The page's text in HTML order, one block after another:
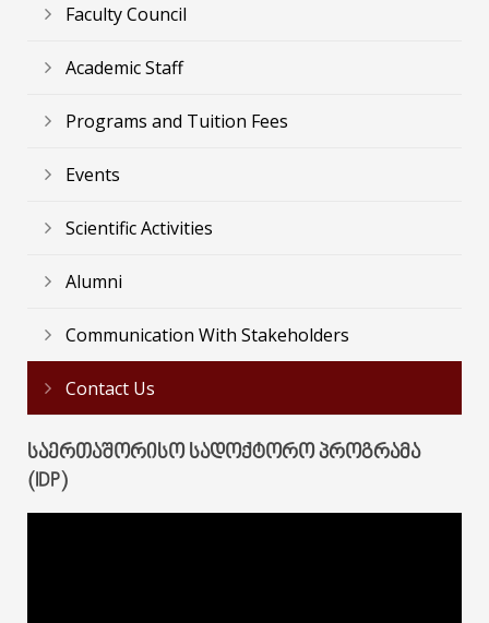
Faculty Council
Academic Staff
Programs and Tuition Fees
Events
Scientific Activities
Alumni
Communication With Stakeholders
Contact Us
ᲡᲐᲔᲠᲗᲐᲨᲝᲠᲘᲡᲝ ᲡᲐᲓᲝᲥᲢᲝᲠᲝ ᲞᲠᲝᲒᲠᲐᲛᲐ
(IDP)